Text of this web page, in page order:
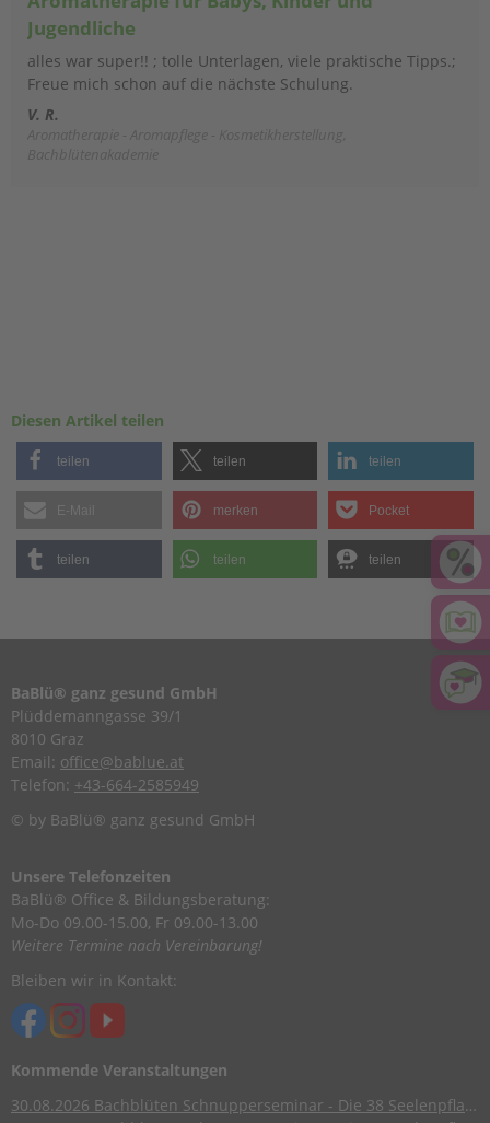
Jugendliche
alles war super!! ; tolle Unterlagen, viele praktische Tipps.;
Freue mich schon auf die nächste Schulung.
V. R.
Aromatherapie - Aromapflege - Kosmetikherstellung,
Bachblütenakademie
Diesen Artikel teilen
teilen teilen teilen
merken Pocket
teilen teilen teilen
BaBlü® ganz gesund GmbH
Plüddemanngasse 39/1
8010 Graz
Email: office@bablue.at
Telefon: +43-664-2585949
© by BaBlü® ganz gesund GmbH
Unsere Telefonzeiten
BaBlü® Office & Bildungsberatung:
Mo-Do 09.00-15.00, Fr 09.00-13.00
Weitere Termine nach Vereinbarung!
Bleiben wir in Kontakt:
Kommende Veranstaltungen
30.08.2026 Bachblüten Schnupperseminar - Die 38 Seelenpflanzen nach Dr. Edward Bach